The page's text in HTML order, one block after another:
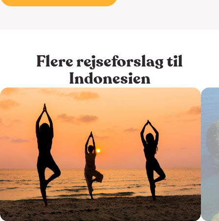
Flere rejseforslag til
Indonesien